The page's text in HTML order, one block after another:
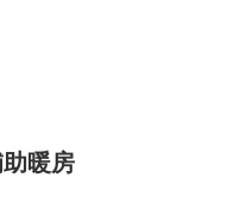
暖房